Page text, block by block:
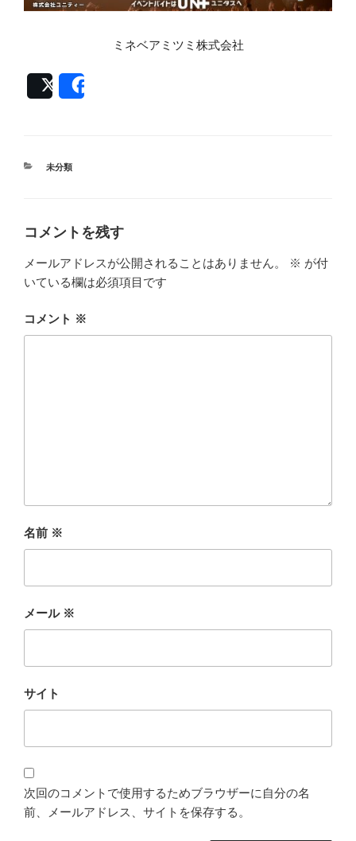
ミネベアミツミ株式会社
Post
カ
未分類
コメントを残す
メールアドレスが公開されることはありません。 ※ が付
いている欄は必須項目です
コメント ※
名前 ※
メール ※
サイト
次回のコメントで使用するためブラウザーに自分の名
前、メールアドレス、サイトを保存する。